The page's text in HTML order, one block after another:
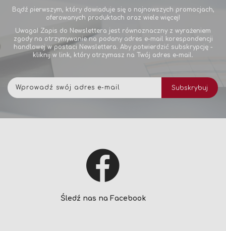
Bądź pierwszym, który dowiaduje się o najnowszych promocjach,
oferowanych produktach oraz wiele więcej!
Uwaga! Zapis do Newslettera jest równoznaczny z wyrażeniem
zgody na otrzymywanie na podany adres e-mail korespondencji
handlowej w postaci Newslettera. Aby potwierdzić subskrypcję -
kliknij w link, który otrzymasz na Twój adres e-mail.
nasz
newsletter:
Subskrybuj
Śledź nas na Facebook